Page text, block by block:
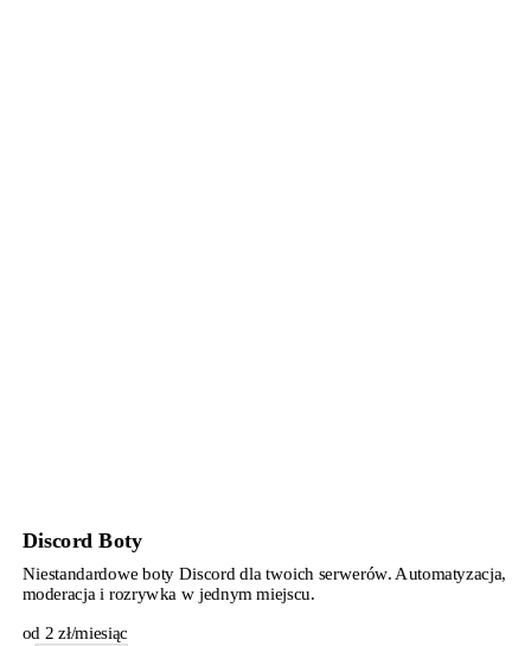
Discord Boty
Niestandardowe boty Discord dla twoich serwerów. Automatyzacja,
moderacja i rozrywka w jednym miejscu.
od 2 zł/miesiąc